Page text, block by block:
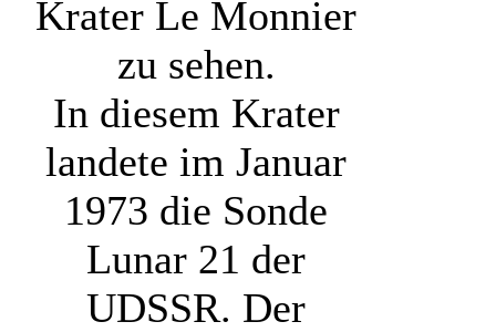
Krater Le Monnier
zu sehen.
In diesem Krater
landete im Januar
1973 die Sonde
Lunar 21 der
UDSSR. Der